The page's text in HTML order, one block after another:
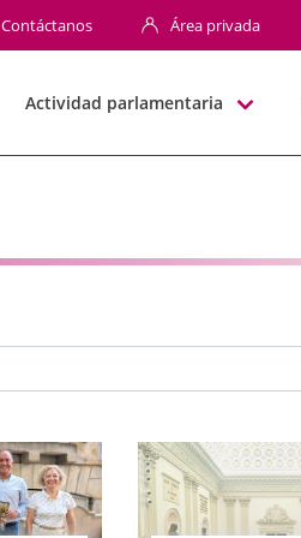
Contáctanos Área privada
Actividad parlamentaria